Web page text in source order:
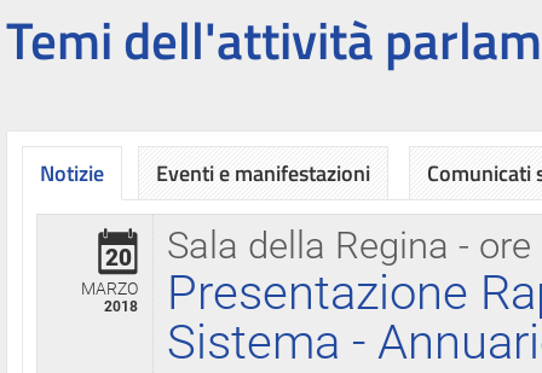
Temi dell'attività
Notizie
Sala della Regina - ore
20
MARZO
2018
Presentazione
Sistema -
Eventi e manifestazioni Comunicati